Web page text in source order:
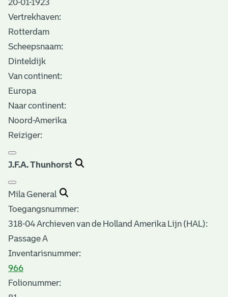
20-01-1923
Vertrekhaven:
Rotterdam
Scheepsnaam:
Dinteldijk
Van continent:
Europa
Naar continent:
Noord-Amerika
Reiziger:
J.F.A. Thunhorst
Mila General
Toegangsnummer:
318-04 Archieven van de Holland Amerika Lijn (HAL):
Passage A
Inventarisnummer:
966
Folionummer: